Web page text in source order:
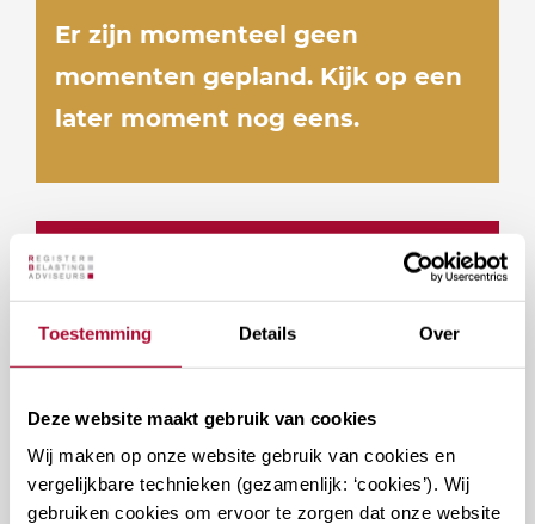
Toestemming Details Over
Deze website maakt gebruik van cookies
Wij maken op onze website gebruik van cookies en
vergelijkbare technieken (gezamenlijk: ‘cookies’). Wij
gebruiken cookies om ervoor te zorgen dat onze website
Er zijn momenteel geen
momenten gepland. Kijk op een
later moment nog eens.
Docenten
Vragen over deze cursus?